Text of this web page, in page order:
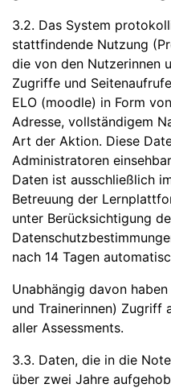
3.2. Das System
stattfindende Nutzung
die von den Nutzerinnen
Zugriffe und
ELO (moodle) in Form
Adresse, vollständigem
Art der Aktion. Diese
Administratoren
Daten ist ausschließlich
Betreuung der
unter Berücksichtigung
nach 14 Tagen
Unabhängig davon
und Trainerinnen) Zugriff
aller Assessments.
3.3. Daten, die in die
über zwei Jahre